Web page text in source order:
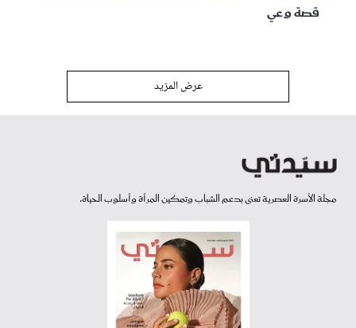
قصة وعي
عرض المزيد
مجلة الأسرة العصرية تعنى بدعم الشباب وتمكين المرأة وأسلوب الحياة.